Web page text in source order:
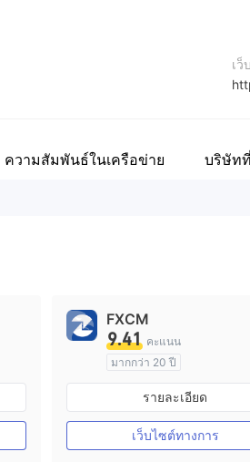
เ
ความสัมพันธ์ในเครือข่าย บริษัท
FXCM
9.41 คะแนน
มากกว่า 20 ปี
การกำกับดูแล ออสเตรเลีย
ใบอนุญาต MT4 แบบเต็ม
รายละเอียด
เว็บไซต์ทางการ